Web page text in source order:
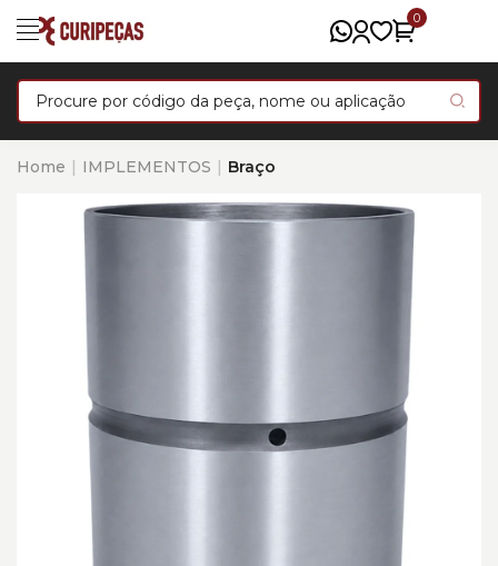
0
Home IMPLEMENTOS Braço